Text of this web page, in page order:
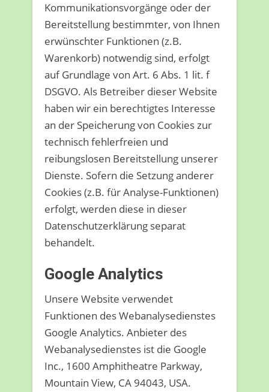
Kommunikationsvorgänge oder der
Bereitstellung bestimmter, von Ihnen
erwünschter Funktionen (z.B.
Warenkorb) notwendig sind, erfolgt
auf Grundlage von Art. 6 Abs. 1 lit. f
DSGVO. Als Betreiber dieser Website
haben wir ein berechtigtes Interesse
an der Speicherung von Cookies zur
technisch fehlerfreien und
reibungslosen Bereitstellung unserer
Dienste. Sofern die Setzung anderer
Cookies (z.B. für Analyse-Funktionen)
erfolgt, werden diese in dieser
Datenschutzerklärung separat
behandelt.
Google Analytics
Unsere Website verwendet
Funktionen des Webanalysedienstes
Google Analytics. Anbieter des
Webanalysedienstes ist die Google
Inc., 1600 Amphitheatre Parkway,
Mountain View, CA 94043, USA.